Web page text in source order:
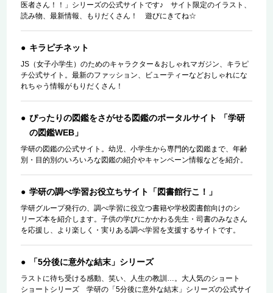
医者さん！！」シリーズの公式サイトです♪ サイト限定のイラスト、
読み物、最新情報、もりだくさん！ 遊びにきてね☆
キラピチネット
JS（女子小学生）のためのキャラクター＆おしゃれマガジン、キラピ
チ公式サイト。最新のファッション、ビューティーなどおしゃれにな
れちゃう情報がもりだくさん！
ぴったりの図鑑をさがせる図鑑のポータルサイト 「学研
の図鑑WEB」
学研の図鑑の公式サイト。幼児、小学生から専門的な図鑑まで、年齢
別・目的別のいろいろな図鑑の紹介やキャンペーン情報などを紹介。
学研の調べ学習お役立ちサイト「図書館行こ！」
学研グループ発行の、調べ学習に役立つ書籍や学校図書館向けのシ
リーズ本を紹介します。子供の学びにかかわる先生・司書のみなさん
を応援し、より楽しく・実りある調べ学習を支援するサイトです。
「5分後に意外な結末」シリーズ
ラストに待ち受ける感動、笑い、人生の教訓…。大人気のショート
ショートシリーズ 学研の「5分後に意外な結末」シリーズの公式サイ